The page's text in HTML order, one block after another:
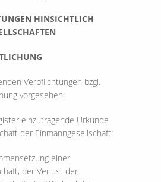
HINSICHTLICH
Verpflichtungen bzgl.
vorgesehen:
einzutragende Urkunde
der Einmanngesellschaft:
einer
der Verlust der